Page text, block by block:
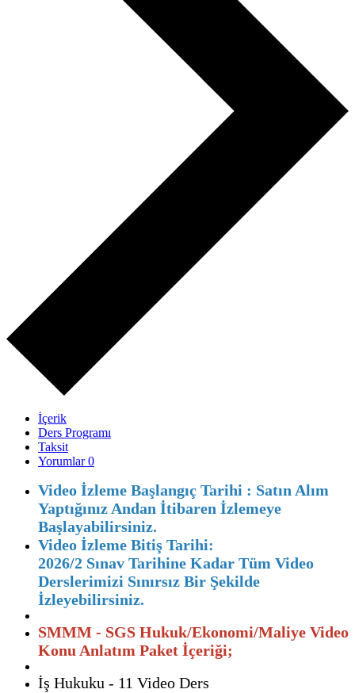
İçerik
Ders Programı
Taksit
Yorumlar0
Video İzleme Başlangıç Tarihi : Satın Alım
Yaptığınız Andan İtibaren İzlemeye
Başlayabilirsiniz.
Video İzleme Bitiş Tarihi:
2026/2 Sınav Tarihine Kadar Tüm Video
Derslerimizi Sınırsız Bir Şekilde
İzleyebilirsiniz.
SMMM - SGS Hukuk/Ekonomi/Maliye Video
Konu Anlatım Paket İçeriği;
İş Hukuku - 11 Video Ders